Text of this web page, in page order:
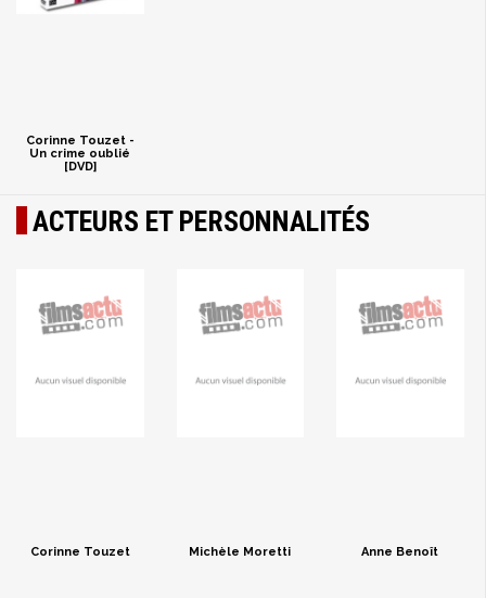
Corinne Touzet -
Un crime oublié
[DVD]
ACTEURS ET PERSONNALITÉS
Corinne Touzet Michèle Moretti Anne Benoît